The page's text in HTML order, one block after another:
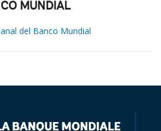
MUNDIAL
del Banco Mundial